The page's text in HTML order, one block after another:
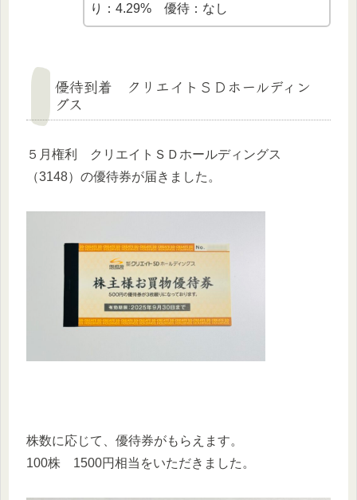
り：4.29% 優待：なし
優待到着 クリエイトＳＤホールディン
グス
５月権利 クリエイトＳＤホールディングス
（3148）の優待券が届きました。
株数に応じて、優待券がもらえます。
100株 1500円相当をいただきました。